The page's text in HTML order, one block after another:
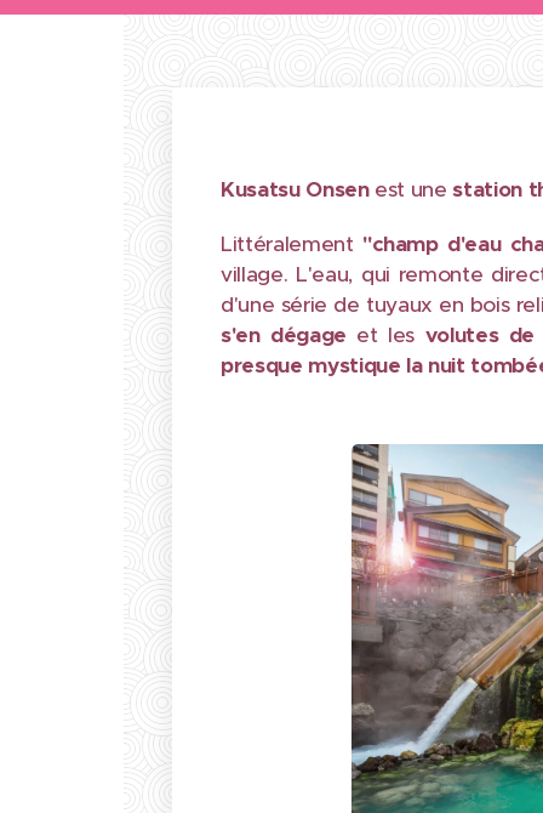
Kusatsu Onsen est unestation
Littéralement "champ d'eau
village. L'eau, qui remonte
d'une série de tuyaux en bois
s'en dégage et les volutes
presque mystique la nuit